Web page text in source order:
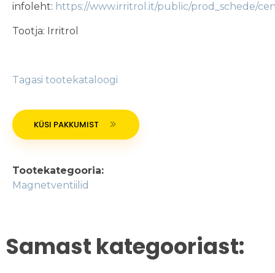
infoleht: https://www.irritrol.it/public/prod_schede/
Tootja: Irritrol
Tagasi tootekataloogi
KÜSI PAKKUMIST
Tootekategooria:
Magnetventiilid
Samast kategooriast: